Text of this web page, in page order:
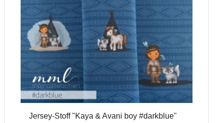
Jersey-Stoff "Kaya & Avani boy #darkblue"